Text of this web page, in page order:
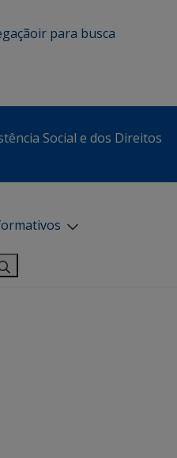
ir para busca
Social e dos Direitos